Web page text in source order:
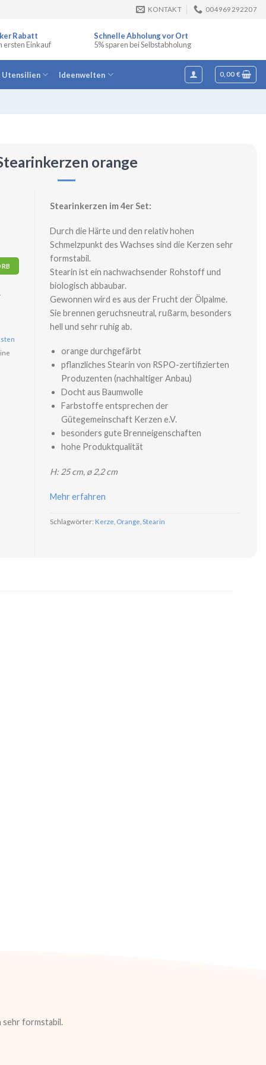
KONTAKT 004969292207
Rabatt
ersten Einkauf
Schnelle Abholung vor Ort
5% sparen bei Selbstabholung
Ideenwelten 0,00 €
orange
Stearinkerzen im 4er Set:
Durch die Härte und den relativ hohen
Schmelzpunkt des Wachses sind die Kerzen sehr
formstabil.
Stearin ist ein nachwachsender Rohstoff und
biologisch abbaubar.
Gewonnen wird es aus der Frucht der Ölpalme.
Sie brennen geruchsneutral, rußarm, besonders
hell und sehr ruhig ab.
orange durchgefärbt
pflanzliches Stearin von RSPO-zertifizierten
Produzenten (nachhaltiger Anbau)
Docht aus Baumwolle
Farbstoffe entsprechen der
Gütegemeinschaft Kerzen e.V.
besonders gute Brenneigenschaften
hohe Produktqualität
H: 25 cm, ø 2,2 cm
Mehr erfahren
Schlagwörter: Kerze Orange ,Stearin
sehr formstabil.